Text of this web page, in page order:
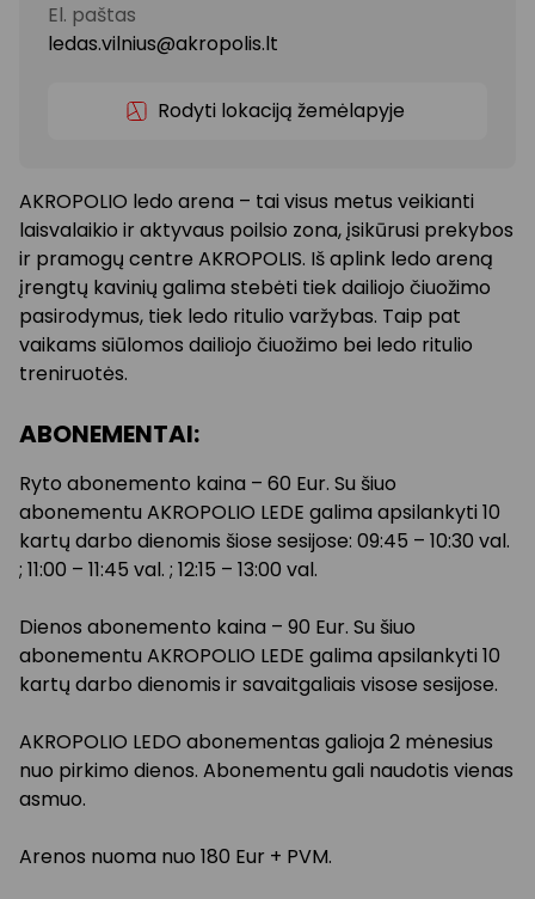
El. paštas
ledas.vilnius@akropolis.lt
Rodyti lokaciją žemėlapyje
AKROPOLIO ledo arena – tai visus metus veikianti
laisvalaikio ir aktyvaus poilsio zona, įsikūrusi prekybos
ir pramogų centre AKROPOLIS. Iš aplink ledo areną
įrengtų kavinių galima stebėti tiek dailiojo čiuožimo
pasirodymus, tiek ledo ritulio varžybas. Taip pat
vaikams siūlomos dailiojo čiuožimo bei ledo ritulio
treniruotės.
ABONEMENTAI:
Ryto abonemento kaina – 60 Eur. Su šiuo
abonementu AKROPOLIO LEDE galima apsilankyti 10
kartų darbo dienomis šiose sesijose: 09:45 – 10:30 val.
; 11:00 – 11:45 val. ; 12:15 – 13:00 val.
Dienos abonemento kaina – 90 Eur. Su šiuo
abonementu AKROPOLIO LEDE galima apsilankyti 10
kartų darbo dienomis ir savaitgaliais visose sesijose.
AKROPOLIO LEDO abonementas galioja 2 mėnesius
nuo pirkimo dienos. Abonementu gali naudotis vienas
asmuo.
Arenos nuoma nuo 180 Eur + PVM.